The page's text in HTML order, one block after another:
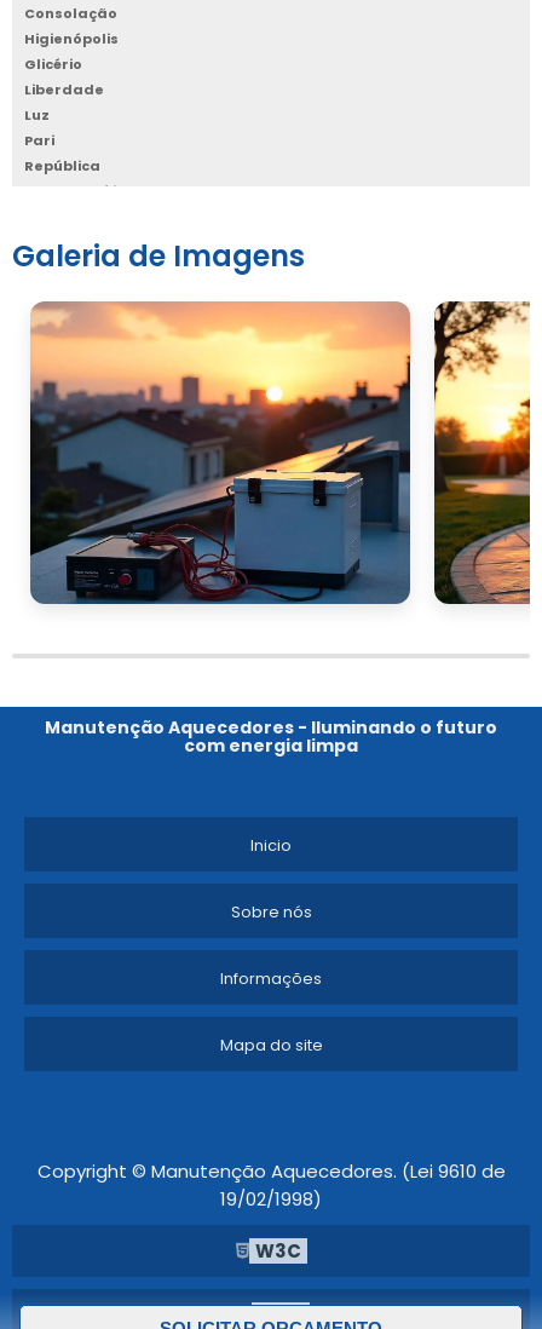
Consolação
Higienópolis
Glicério
Liberdade
Luz
Pari
República
Santa Cecília
Sé
Vila Buarque
Galeria de Imagens
Manutenção Aquecedores - Iluminando o futuro
com energia limpa
Inicio
Sobre nós
Informações
Mapa do site
Copyright © Manutenção Aquecedores. (Lei 9610 de
19/02/1998)
W3C
W3C